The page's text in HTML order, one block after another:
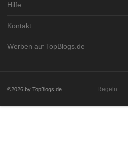
Hilfe
Kontakt
Werben auf TopBlogs.de
©2026 by TopBlogs.de Regeln